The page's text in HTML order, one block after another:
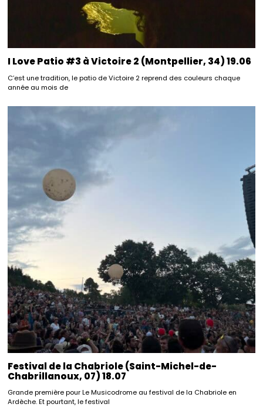
I Love Patio #3 à Victoire 2 (Montpellier, 34) 19.06
C’est une tradition, le patio de Victoire 2 reprend des couleurs chaque
année au mois de
Festival de la Chabriole (Saint-Michel-de-
Chabrillanoux, 07) 18.07
Grande première pour Le Musicodrome au festival de la Chabriole en
Ardèche. Et pourtant, le festival